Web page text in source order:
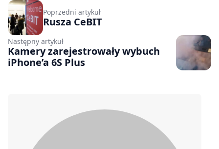
Poprzedni artykuł
Rusza CeBIT
Następny artykuł
Kamery zarejestrowały wybuch
iPhone’a 6S Plus